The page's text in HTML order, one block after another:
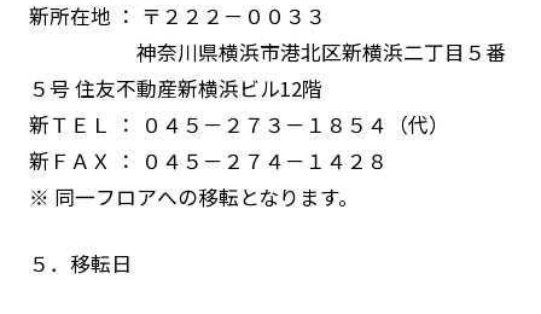
新所在地 ： 〒２２２－００３３
神奈川県横浜市港北区新横浜二丁目５番
５号 住友不動産新横浜ビル12階
新ＴＥＬ ： ０４５－２７３－１８５４（代）
新ＦＡＸ ： ０４５－２７４－１４２８
※ 同一フロアへの移転となります。
５．移転日